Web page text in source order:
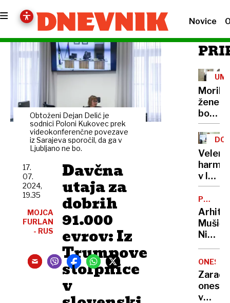
Novice
Obtoženi Dejan Delić je
sodnici Poloni Kukovec prek
videokonferenčne povezave
iz Sarajeva sporočil, da ga v
Ljubljano ne bo.
Davčna
utaja za
dobrih
91.000
evrov: Iz
Trumpove
stolpnice
v
17.
07.
2024,
19.35
MOJCA
FURLAN
- RUS
žene
bo
sedel
21
let
v lov
na
nov
rekord
CENTER
Mušič:
Nikoli
nisem
da je
to v
moji
Zaradi
v